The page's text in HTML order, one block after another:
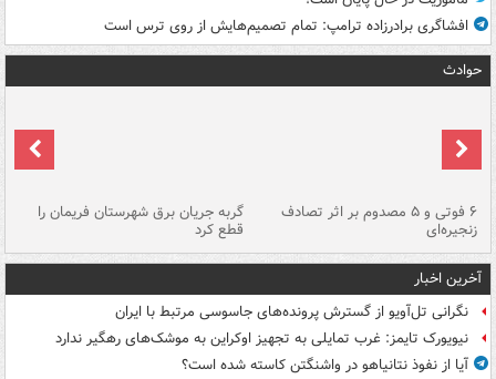
افشاگری برادرزاده ترامپ: تمام تصمیم‌هایش از روی ترس است
حوادث
۶ فوتی و ۵ مصدوم بر اثر تصادف
زنجیره‌ای
گربه جریان برق شهرستان فریمان را
قطع کرد
آخرین اخبار
نگرانی تل‌آویو از گسترش پرونده‌های جاسوسی مرتبط با ایران
نیویورک تایمز: غرب تمایلی به تجهیز اوکراین به موشک‌های رهگیر ندارد
آیا از نفوذ نتانیاهو در واشنگتن کاسته شده است؟